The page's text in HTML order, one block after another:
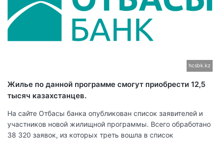
hcsbk.kz
Жилье по данной программе смогут приобрести 12,5
тысяч казахстанцев.
На сайте Отбасы банка опубликован список заявителей и
участников новой жилищной программы. Всего обработано
38 320 заявок, из которых треть вошла в список